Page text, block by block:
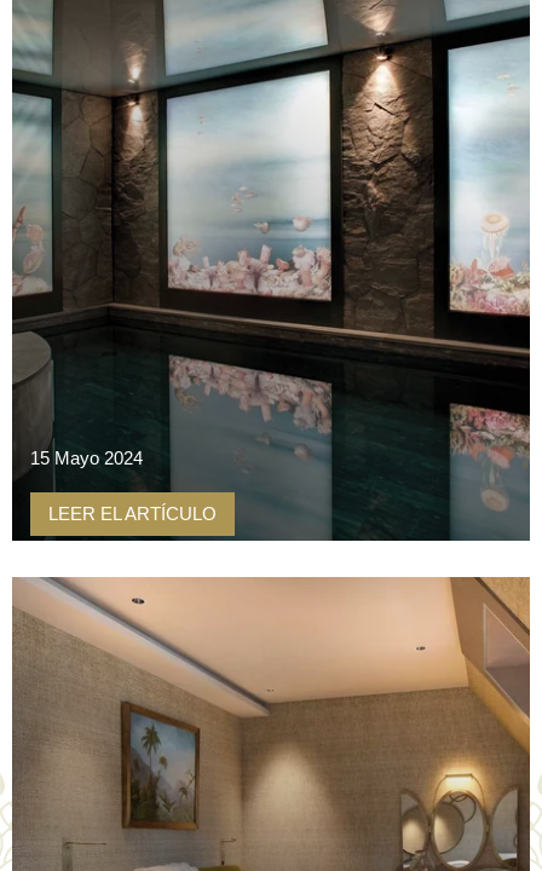
15 Mayo 2024
LEER EL ARTÍCULO
INICIO
NUESTRA CASA
HABITACIONES Y SUITES
RESTAURANTE Y BAR
PISCINA Y SPA